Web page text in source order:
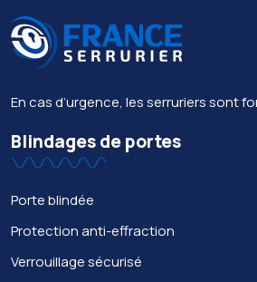
En cas d’urgence, les serruriers sont
Blindages de portes
Porte blindée
Protection anti-effraction
Verrouillage sécurisé